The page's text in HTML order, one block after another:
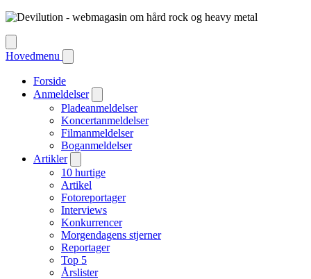
Hovedmenu
Forside
Anmeldelser
Pladeanmeldelser
Koncertanmeldelser
Filmanmeldelser
Boganmeldelser
Artikler
10 hurtige
Artikel
Fotoreportager
Interviews
Konkurrencer
Morgendagens stjerner
Reportager
Top 5
Årslister